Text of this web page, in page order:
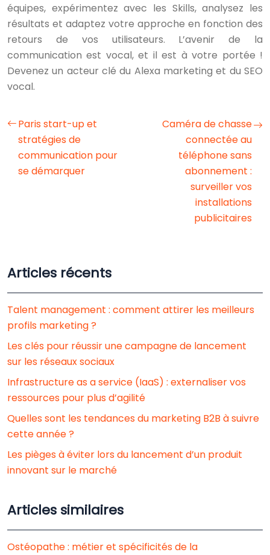
équipes, expérimentez avec les Skills, analysez les
résultats et adaptez votre approche en fonction des
retours de vos utilisateurs. L’avenir de la
communication est vocal, et il est à votre portée !
Devenez un acteur clé du Alexa marketing et du SEO
vocal.
Paris start-up et
stratégies de
communication pour
se démarquer
Caméra de chasse
connectée au
téléphone sans
abonnement :
surveiller vos
installations
publicitaires
Articles récents
Talent management : comment attirer les meilleurs
profils marketing ?
Les clés pour réussir une campagne de lancement
sur les réseaux sociaux
Infrastructure as a service (IaaS) : externaliser vos
ressources pour plus d’agilité
Quelles sont les tendances du marketing B2B à suivre
cette année ?
Les pièges à éviter lors du lancement d’un produit
innovant sur le marché
Articles similaires
Ostéopathe : métier et spécificités de la